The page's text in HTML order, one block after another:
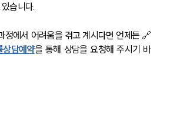
습니다.
정에서 어려움을 겪고 계시다면 언제든 🔗
상담예약을 통해 상담을 요청해 주시기 바